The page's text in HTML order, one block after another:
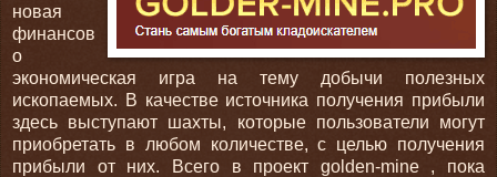
новая
финансов
о
экономическая игра на тему добычи полезных
ископаемых. В качестве источника получения прибыли
здесь выступают шахты, которые пользователи могут
приобретать в любом количестве, с целью получения
прибыли от них. Всего в проект golden-mine , пока